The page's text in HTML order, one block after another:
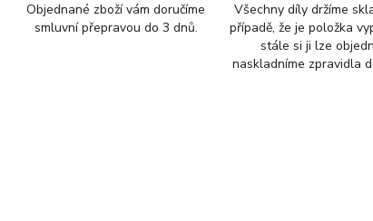
Objednané zboží vám doručíme
smluvní přepravou do 3 dnů.
Všechny díly držíme
případě, že je položka
stále si ji lze
naskladníme zpravidla